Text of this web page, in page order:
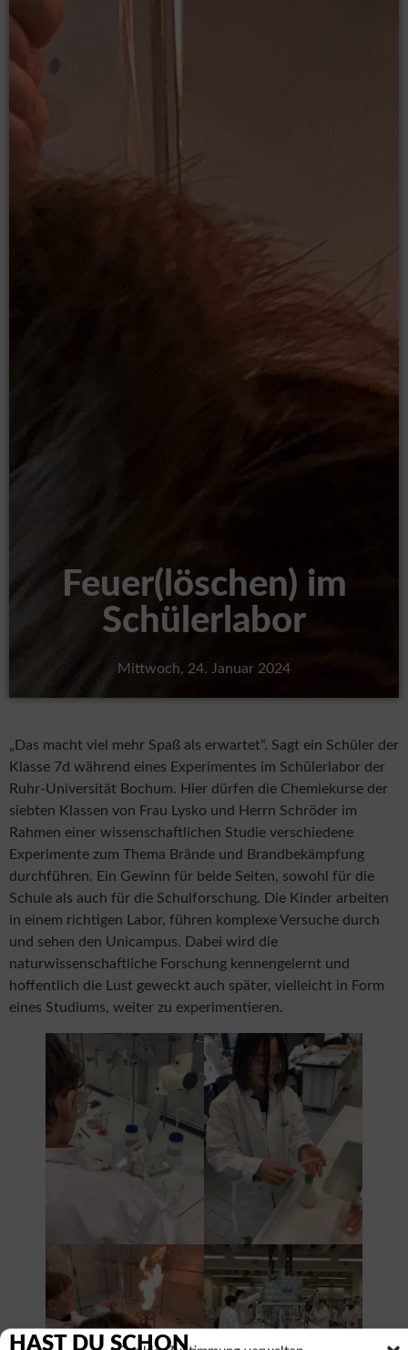
Feuer(löschen) im
Schülerlabor
Mittwoch, 24. Januar 2024
„Das macht viel mehr Spaß als erwartet“. Sagt ein Schüler der
Klasse 7d während eines Experimentes im Schülerlabor der
Ruhr-Universität Bochum. Hier dürfen die Chemiekurse der
siebten Klassen von Frau Lysko und Herrn Schröder im
Rahmen einer wissenschaftlichen Studie verschiedene
Experimente zum Thema Brände und Brandbekämpfung
durchführen. Ein Gewinn für beide Seiten, sowohl für die
Schule als auch für die Schulforschung. Die Kinder arbeiten
in einem richtigen Labor, führen komplexe Versuche durch
und sehen den Unicampus. Dabei wird die
naturwissenschaftliche Forschung kennengelernt und
hoffentlich die Lust geweckt auch später, vielleicht in Form
eines Studiums, weiter zu experimentieren.
HAST DU SCHON